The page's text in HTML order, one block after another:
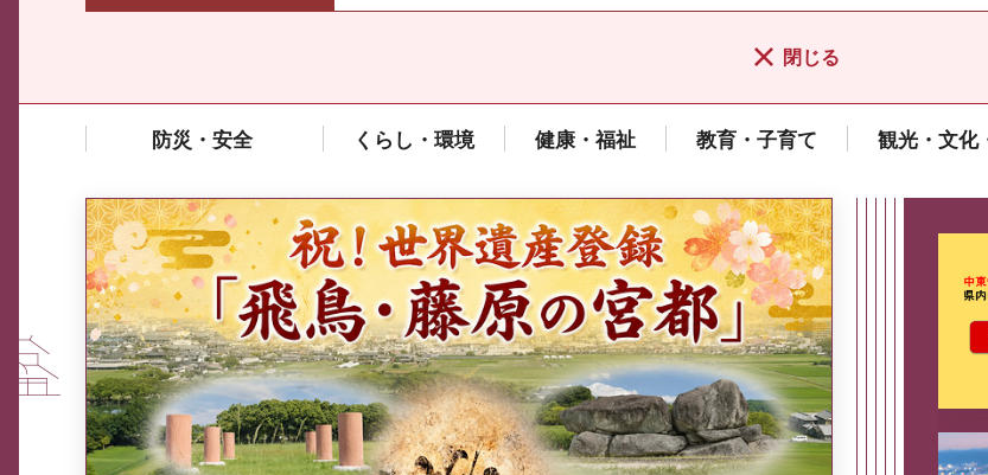
閉じる
防災・安全 くらし・環境 健康・福祉 教育・子育て 観光・文化
こ
中東情勢や原油価格上昇の影響
を受ける中小企業向け相談窓口
について
県広報誌「県民だより奈良」
2026年8月号